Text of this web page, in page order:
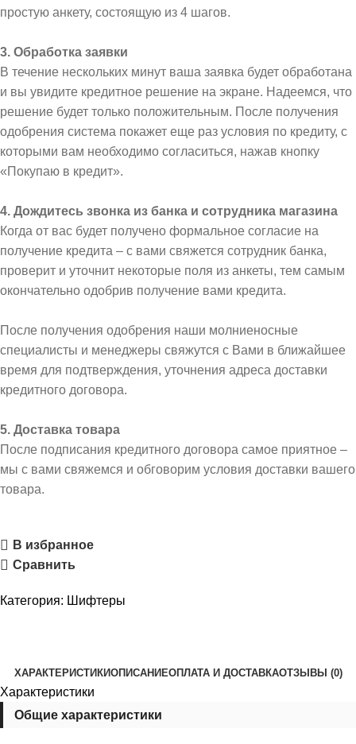
простую анкету, состоящую из 4 шагов.
3. Обработка заявки
В течение нескольких минут ваша заявка будет обработана
и вы увидите кредитное решение на экране. Надеемся, что
решение будет только положительным. После получения
одобрения система покажет еще раз условия по кредиту, с
которыми вам необходимо согласиться, нажав кнопку
«Покупаю в кредит».
4. Дождитесь звонка из банка и сотрудника магазина
Когда от вас будет получено формальное согласие на
получение кредита – с вами свяжется сотрудник банка,
проверит и уточнит некоторые поля из анкеты, тем самым
окончательно одобрив получение вами кредита.
После получения одобрения наши молниеносные
специалисты и менеджеры свяжутся с Вами в ближайшее
время для подтверждения, уточнения адреса доставки
кредитного договора.
5. Доставка товара
После подписания кредитного договора самое приятное –
мы с вами свяжемся и обговорим условия доставки вашего
товара.
В избранное
Сравнить
Категория: Шифтеры
ХАРАКТЕРИСТИКИОПИСАНИЕОПЛАТА И ДОСТАВКАОТЗЫВЫ (0)
Характеристики
Общие характеристики